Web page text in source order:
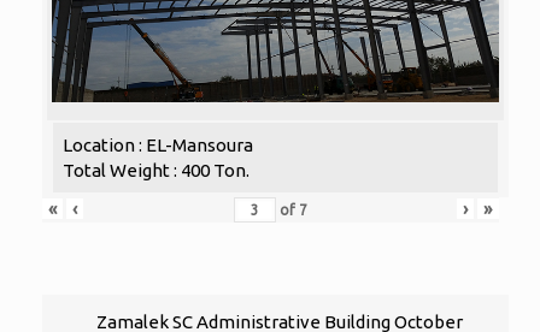
Location : EL-Mansoura
Total Weight : 400 Ton.
«
‹ of 7 › »
Zamalek SC Administrative Building October